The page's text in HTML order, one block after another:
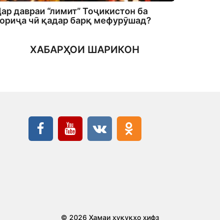
давраи “лимит” Тоҷикистон ба
чӣ қадар барқ мефурӯшад?
ХАБАРҲОИ ШАРИКОН
© 2026 Ҳамаи ҳуқуқҳо ҳифз